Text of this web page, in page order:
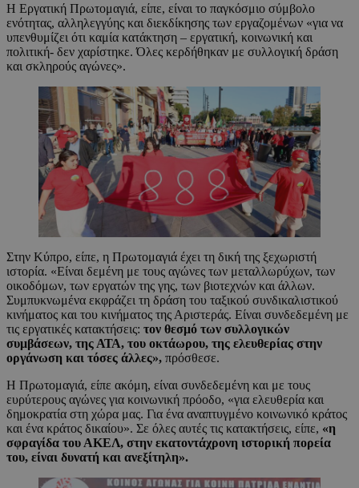
Η Εργατική Πρωτομαγιά, είπε, είναι το παγκόσμιο σύμβολο
ενότητας, αλληλεγγύης και διεκδίκησης των εργαζομένων «για να
υπενθυμίζει ότι καμία κατάκτηση – εργατική, κοινωνική και
πολιτική- δεν χαρίστηκε. Όλες κερδήθηκαν με συλλογική δράση
και σκληρούς αγώνες».
Στην Κύπρο, είπε, η Πρωτομαγιά έχει τη δική της ξεχωριστή
ιστορία. «Είναι δεμένη με τους αγώνες των μεταλλωρύχων, των
οικοδόμων, των εργατών της γης, των βιοτεχνών και άλλων.
Συμπυκνωμένα εκφράζει τη δράση του ταξικού συνδικαλιστικού
κινήματος και του κινήματος της Αριστεράς. Είναι συνδεδεμένη με
τις εργατικές κατακτήσεις: τον θεσμό των συλλογικών
συμβάσεων, της ΑΤΑ, του οκτάωρου, της ελευθερίας στην
οργάνωση και τόσες άλλες», πρόσθεσε.
Η Πρωτομαγιά, είπε ακόμη, είναι συνδεδεμένη και με τους
ευρύτερους αγώνες για κοινωνική πρόοδο, «για ελευθερία και
δημοκρατία στη χώρα μας. Για ένα αναπτυγμένο κοινωνικό κράτος
και ένα κράτος δικαίου». Σε όλες αυτές τις κατακτήσεις, είπε, «η
σφραγίδα του ΑΚΕΛ, στην εκατοντάχρονη ιστορική πορεία
του, είναι δυνατή και ανεξίτηλη».